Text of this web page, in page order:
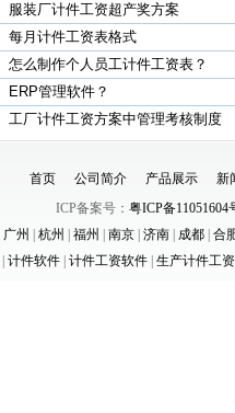
服装厂计件工资超产奖方案
每月计件工资表格式
怎么制作个人员工计件工资表？
ERP管理软件？
工厂计件工资方案中管理考核制度
首页 公司简介 产品展示
新
ICP备案号： 粤ICP备11051604
广州 杭州 福州 南京 济南 成都 合
计件软件 计件工资软件 生产计件工